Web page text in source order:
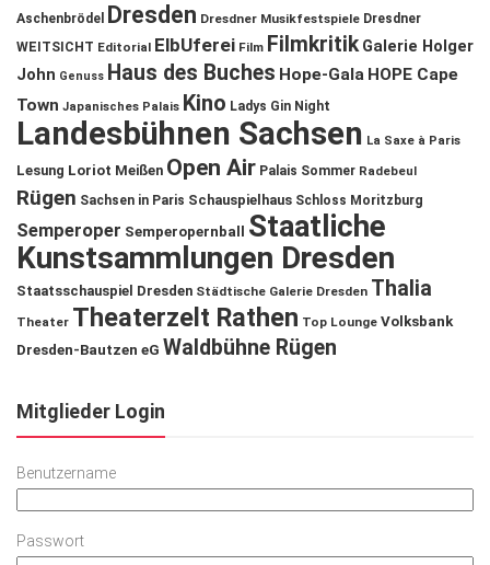
Aschenbrödel Dresden Dresdner Musikfestspiele Dresdner
WEITSICHT Editorial ElbUferei Film Filmkritik Galerie Holger
John Genuss Haus des Buches Hope-Gala HOPE Cape
Town Japanisches Palais Kino Ladys Gin Night
Landesbühnen Sachsen La Saxe à Paris
Lesung Loriot Meißen Open Air Palais Sommer Radebeul
Rügen Sachsen in Paris Schauspielhaus Schloss Moritzburg
Semperoper Semperopernball
Staatliche
Kunstsammlungen Dresden
Staatsschauspiel Dresden Städtische Galerie Dresden Thalia
Theater Theaterzelt Rathen Top Lounge Volksbank
Dresden-Bautzen eG Waldbühne Rügen
Mitglieder Login
Benutzername
Passwort